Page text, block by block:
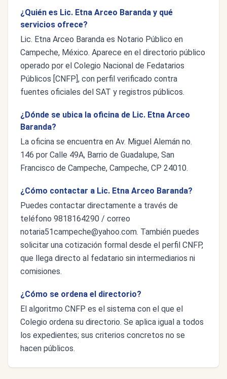
¿Quién es Lic. Etna Arceo Baranda y qué
servicios ofrece?
Lic. Etna Arceo Baranda es Notario Público en
Campeche, México. Aparece en el directorio público
operado por el Colegio Nacional de Fedatarios
Públicos [CNFP], con perfil verificado contra
fuentes oficiales del SAT y registros públicos.
¿Dónde se ubica la oficina de Lic. Etna Arceo
Baranda?
La oficina se encuentra en Av. Miguel Alemán no.
146 por Calle 49A, Barrio de Guadalupe, San
Francisco de Campeche, Campeche, CP 24010.
¿Cómo contactar a Lic. Etna Arceo Baranda?
Puedes contactar directamente a través de
teléfono 9818164290 / correo
notaria51campeche@yahoo.com. También puedes
solicitar una cotización formal desde el perfil CNFP,
que llega directo al fedatario sin intermediarios ni
comisiones.
¿Cómo se ordena el directorio?
El algoritmo CNFP es el sistema con el que el
Colegio ordena su directorio. Se aplica igual a todos
los expedientes; sus criterios concretos no se
hacen públicos.